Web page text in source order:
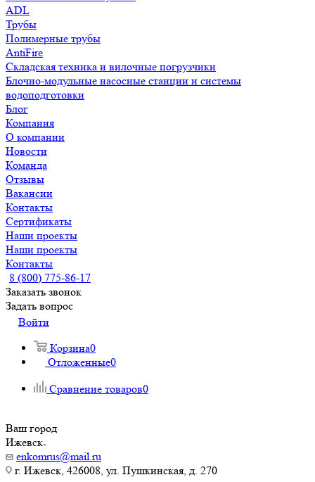
ADL
Трубы
Полимерные трубы
AntiFire
Складская техника и вилочные погрузчики
Блочно-модульные насосные станции и системы
водоподготовки
Блог
Компания
О компании
Новости
Команда
Отзывы
Вакансии
Контакты
Сертификаты
Наши проекты
Наши проекты
Контакты
8 (800) 775-86-17
Заказать звонок
Задать вопрос
Войти
Корзина0
Отложенные0
Сравнение товаров0
Ваш город
Ижевск
enkomrus@mail.ru
г. Ижевск, 426008, ул. Пушкинская, д. 270